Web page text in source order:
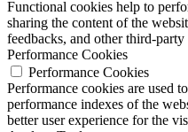
Functional cookies help to
sharing the content of the
feedbacks, and other third-party
Performance Cookies
Performance Cookies
Performance cookies are used
performance indexes of the
better user experience for the